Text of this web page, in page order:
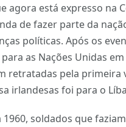
agora está expresso na
de fazer parte da
políticas. Após os
as Nações Unidas
retratadas pela
irlandesas foi para o
1960, soldados que